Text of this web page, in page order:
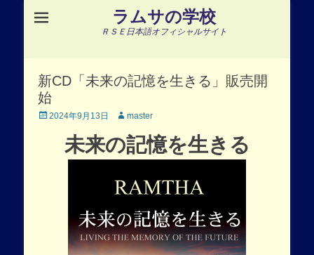
ラムサの学校
ＲＳＥ日本語オフィシャルサイト
新CD「未来の記憶を生きる」販売開
始
Posted
2024年9月13日 Author
master
未来の記憶を生きる